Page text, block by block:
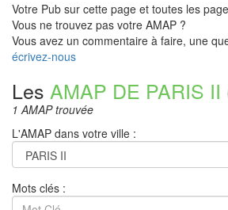
Votre Pub sur cette page et toutes les
Vous ne trouvez pas votre AMAP ?
Vous avez un commentaire à faire, une
écrivez-nous
Les AMAP DE PARIS II
1 AMAP trouvée
L'AMAP dans votre ville :
Mots clés :